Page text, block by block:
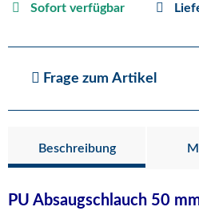
Sofort verfügbar
Frage zum Artikel
Beschreibung
PU Absaugschlauch 50